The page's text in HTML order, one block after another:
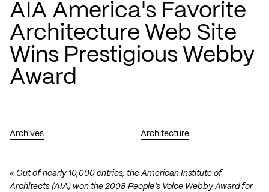
AIA America's Favorite
Architecture Web Site
Wins Prestigious Webby
Award
Archives Architecture
« Out of nearly 10,000 entries, the American Institute of
Architects (AIA) won the 2008 People’s Voice Webby Award for